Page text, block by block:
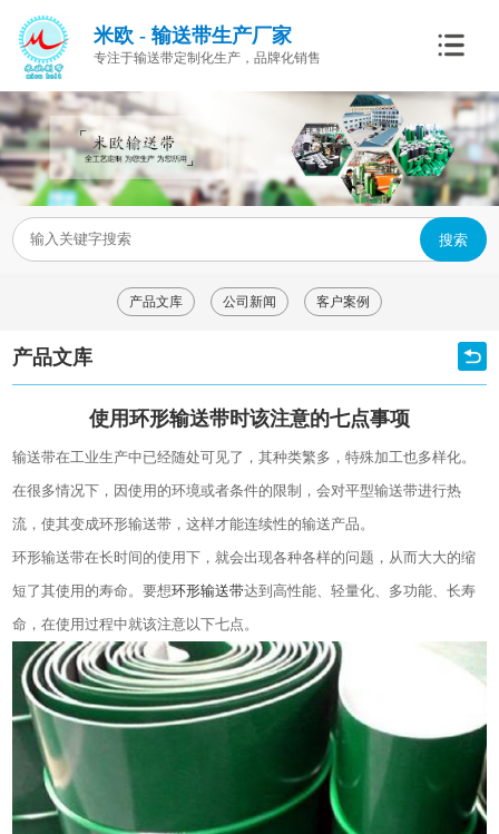
米欧 - 输送带生产厂家
专注于输送带定制化生产，品牌化销售
搜索
产品文库 公司新闻 客户案例
产品文库
使用环形输送带时该注意的七点事项
输送带在工业生产中已经随处可见了，其种类繁多，特殊加工也多样化。
在很多情况下，因使用的环境或者条件的限制，会对平型输送带进行热
流，使其变成环形输送带，这样才能连续性的输送产品。
环形输送带在长时间的使用下，就会出现各种各样的问题，从而大大的缩
短了其使用的寿命。要想环形输送带达到高性能、轻量化、多功能、长寿
命，在使用过程中就该注意以下七点。